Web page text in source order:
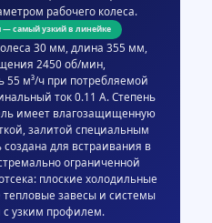
рабочего колеса.
самый узкий в линейке
30 мм, длина 355 мм,
2450 об/мин,
55 м³/ч при потребляемой
ток 0.11 А. Степень
имеет влагозащищенную
залитой специальным
для встраивания в
ограниченной
плоские холодильные
завесы и системы
узким профилем.